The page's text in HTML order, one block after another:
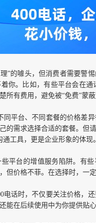
”的噱头，但消费者需要警
你。比如，有些平台会在
所有费用，避免被“免费”蒙蔽
同平台、不同套餐的价格差
的需求选择合适的套餐。但
工具，更是企业形象的体现。
平台的增值服务陷阱。有
但价格不菲。在选择时，一
电话时，不仅要关注价格，
能在后续使用中为你提供贴心